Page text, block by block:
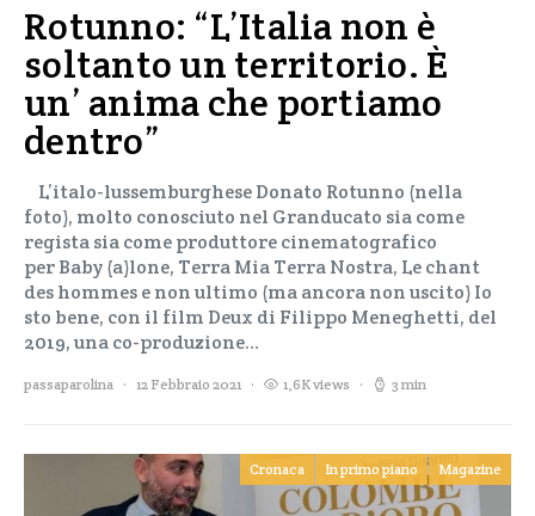
Rotunno: “L’Italia non è
soltanto un territorio. È
un’ anima che portiamo
dentro”
L’italo-lussemburghese Donato Rotunno (nella
foto), molto conosciuto nel Granducato sia come
regista sia come produttore cinematografico
per Baby (a)lone, Terra Mia Terra Nostra, Le chant
des hommes e non ultimo (ma ancora non uscito) Io
sto bene, con il film Deux di Filippo Meneghetti, del
2019, una co-produzione…
passaparolina 12 Febbraio 2021 1,6K views 3 min
Cronaca In primo piano Magazine